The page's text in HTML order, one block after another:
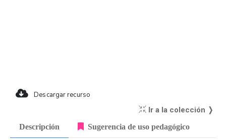
Descargar recurso
Ir a la colección ❭
Descripción Sugerencia de uso pedagógico